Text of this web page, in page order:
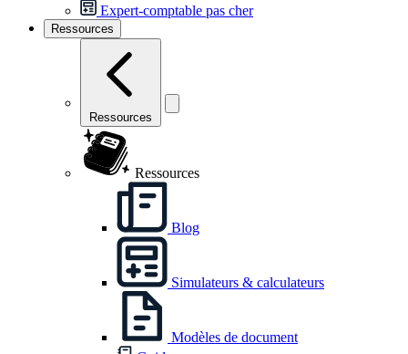
Expert-comptable pas cher
Ressources
Ressources
Ressources
Blog
Simulateurs & calculateurs
Modèles de document